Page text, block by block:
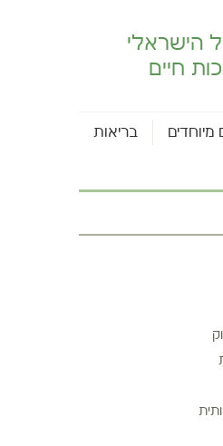
הישראלי
חיים
מיוחדים בריאות